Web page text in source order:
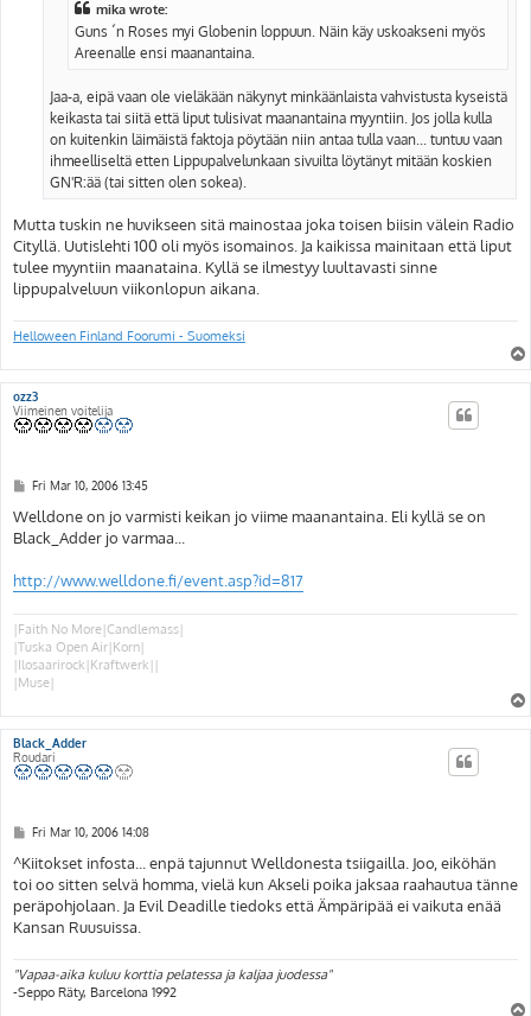
mika wrote:
Guns ´n Roses myi Globenin loppuun. Näin käy uskoakseni myös
Areenalle ensi maanantaina.
Jaa-a, eipä vaan ole vieläkään näkynyt minkäänlaista vahvistusta kyseistä
keikasta tai siitä että liput tulisivat maanantaina myyntiin. Jos jolla kulla
on kuitenkin läimäistä faktoja pöytään niin antaa tulla vaan... tuntuu vaan
ihmeelliseltä etten Lippupalvelunkaan sivuilta löytänyt mitään koskien
GN'R:ää (tai sitten olen sokea).
Mutta tuskin ne huvikseen sitä mainostaa joka toisen biisin välein Radio
Cityllä. Uutislehti 100 oli myös isomainos. Ja kaikissa mainitaan että liput
tulee myyntiin maanataina. Kyllä se ilmestyy luultavasti sinne
lippupalveluun viikonlopun aikana.
Helloween Finland Foorumi - Suomeksi
ozz3
Viimeinen voitelija
P
s
t
Fri Mar 10, 2006 13:45
Welldone on jo varmisti keikan jo viime maanantaina. Eli kyllä se on
Black_Adder jo varmaa...
http://www.welldone.fi/event.asp?id=817
|Faith No More|Candlemass|
|Tuska Open Air|Korn|
|Ilosaarirock|Kraftwerk||
|Muse|
Black_Adder
Roudari
P
s
t
Fri Mar 10, 2006 14:08
^Kiitokset infosta... enpä tajunnut Welldonesta tsiigailla. Joo, eiköhän
toi oo sitten selvä homma, vielä kun Akseli poika jaksaa raahautua tänne
peräpohjolaan. Ja Evil Deadille tiedoks että Ämpäripää ei vaikuta enää
Kansan Ruusuissa.
"Vapaa-aika kuluu korttia pelatessa ja kaljaa juodessa"
-Seppo Räty, Barcelona 1992